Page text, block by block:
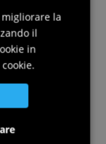
del ramo
che da
il suo
dei di
in campo
dal
ENGLISH
GERMAN
SLOVENIAN
la
il
in